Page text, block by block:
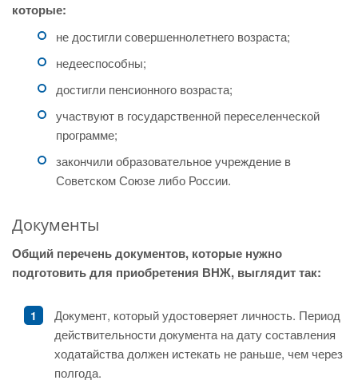
которые:
не достигли совершеннолетнего возраста;
недееспособны;
достигли пенсионного возраста;
участвуют в государственной переселенческой
программе;
закончили образовательное учреждение в
Советском Союзе либо России.
Документы
Общий перечень документов, которые нужно
подготовить для приобретения ВНЖ, выглядит так:
Документ, который удостоверяет личность. Период
действительности документа на дату составления
ходатайства должен истекать не раньше, чем через
полгода.